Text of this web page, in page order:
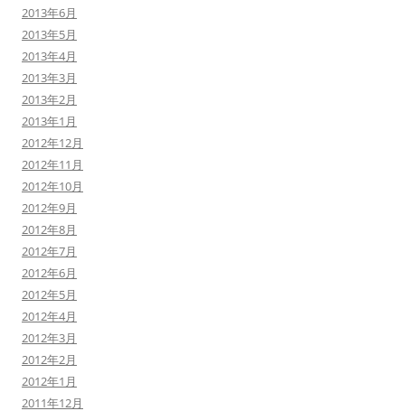
2013年6月
2013年5月
2013年4月
2013年3月
2013年2月
2013年1月
2012年12月
2012年11月
2012年10月
2012年9月
2012年8月
2012年7月
2012年6月
2012年5月
2012年4月
2012年3月
2012年2月
2012年1月
2011年12月